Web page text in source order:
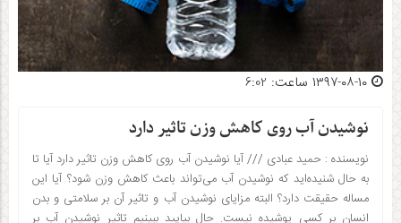
نوشیدن آب روی کاهش وزن تاثیر دارد
نویسنده : حمید عبادی /// آیا نوشیدن آب روی کاهش وزن تاثیر دارد آیا تا
به حال شنیده‌اید که نوشیدن آب می‌تواند باعث کاهش وزن شود؟ آیا این
مساله حقیقت دارد؟ البته مزایای نوشیدن آب و تاثیر آن بر سلامتی و بدن
انسان بر کسی پوشیده نیست. حال بیایید ببینیم تاثیر نوشیدن آب بر